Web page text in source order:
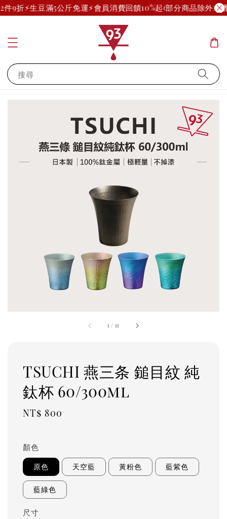
9折⚡生豆滿5公斤免運⚡會員消費回饋10%起(部分商品除外)宅
搜尋
1 / 11
TSUCHI 燕三条 鎚目紋 純
鈦杯 60/300ml
Regular
NT$ 800
顏色
原色 天空藍 黃粉色 藍紫色
藍綠色
尺寸